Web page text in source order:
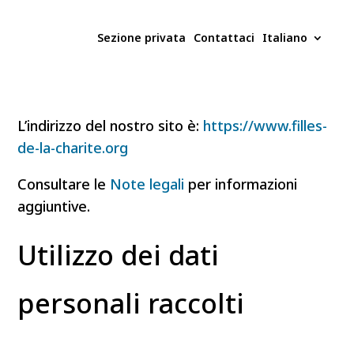
Sezione privata Contattaci Italiano
L’indirizzo del nostro sito è: https://www.filles-
de-la-charite.org
Consultare le Note legali per informazioni
aggiuntive.
Utilizzo dei dati
personali raccolti